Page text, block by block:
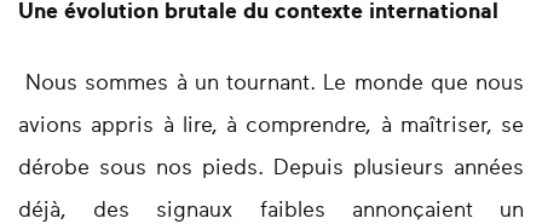
Une évolution brutale du contexte international
Nous sommes à un tournant. Le monde que nous
avions appris à lire, à comprendre, à maîtriser, se
dérobe sous nos pieds. Depuis plusieurs années
déjà, des signaux faibles annonçaient un